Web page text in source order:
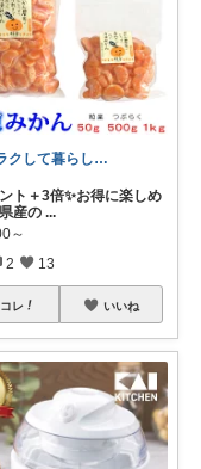
ラクして暮らしたい部
ト＋3倍✨お得に楽しめ
産の ...
～
2 13
コレ いいね